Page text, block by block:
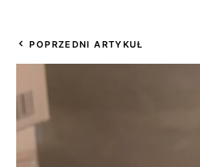
POPRZEDNI ARTYKUŁ